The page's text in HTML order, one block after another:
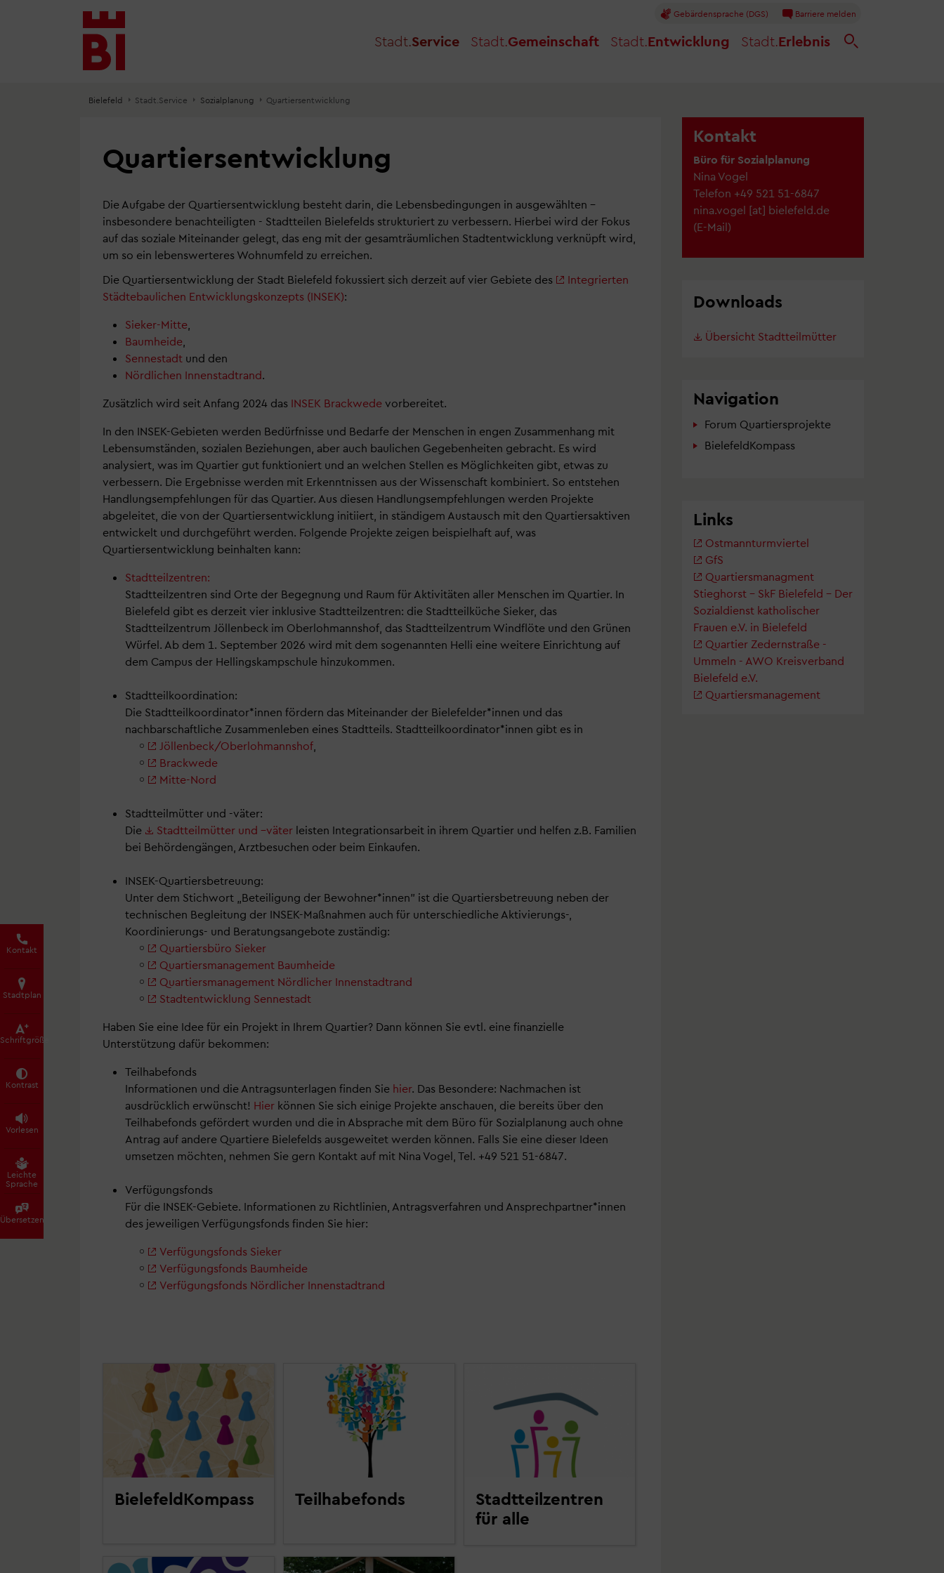
Inhalt
anspringen
Menü
anspringen
Suche
anspringen
Stadt.Service Stadt.Gemeinschaft Stadt.Entwicklung Stadt.Erlebnis
Kontakt
Stadtplan
Schrift­größe
Kontrast
Vorlesen
Leichte
Sprache
Übersetzen
Gebärdensprache (DGS) Barriere melden
Bielefeld Stadt.Service Sozialplanung Quartiersentwicklung
Quartiersentwicklung
Die Aufgabe der Quartiersentwicklung besteht darin, die Lebensbedingungen in ausgewählten –
insbesondere benachteiligten - Stadtteilen Bielefelds strukturiert zu verbessern. Hierbei wird der Fokus
auf das soziale Miteinander gelegt, das eng mit der gesamträumlichen Stadtentwicklung verknüpft wird,
um so ein lebenswerteres Wohnumfeld zu erreichen.
Die Quartiersentwicklung der Stadt Bielefeld fokussiert sich derzeit auf vier Gebiete des
Integrierten
Städtebaulichen Entwicklungskonzepts (INSEK):
Sieker-Mitte
Baumheide
Sennestadt und den
Nördlichen Innenstadtrand.
Zusätzlich wird seit Anfang 2024 das INSEK Brackwede vorbereitet.
In den INSEK-Gebieten werden Bedürfnisse und Bedarfe der Menschen in engen Zusammenhang mit
Lebensumständen, sozialen Beziehungen, aber auch baulichen Gegebenheiten gebracht. Es wird
analysiert, was im Quartier gut funktioniert und an welchen Stellen es Möglichkeiten gibt, etwas zu
verbessern. Die Ergebnisse werden mit Erkenntnissen aus der Wissenschaft kombiniert. So entstehen
Handlungsempfehlungen für das Quartier. Aus diesen Handlungsempfehlungen werden Projekte
abgeleitet, die von der Quartiersentwicklung initiiert, in ständigem Austausch mit den Quartiersaktiven
entwickelt und durchgeführt werden. Folgende Projekte zeigen beispielhaft auf, was
Quartiersentwicklung beinhalten kann:
Stadtteilzentren:
Stadtteilzentren sind Orte der Begegnung und Raum für Aktivitäten aller Menschen im Quartier. In
Bielefeld gibt es derzeit vier inklusive Stadtteilzentren: die Stadtteilküche Sieker, das
Stadtteilzentrum Jöllenbeck im Oberlohmannshof, das Stadtteilzentrum Windflöte und den Grünen
Würfel. Ab dem 1. September 2026 wird mit dem sogenannten Helli eine weitere Einrichtung auf
dem Campus der Hellingskampschule hinzukommen.
Stadtteilkoordination:
Die Stadtteilkoordinator*innen fördern das Miteinander der Bielefelder*innen und das
nachbarschaftliche Zusammenleben eines Stadtteils. Stadtteilkoordinator*innen gibt es in
Jöllenbeck/Oberlohmannshof,
Brackwede
Mitte-Nord
Stadtteilmütter und -väter:
Die
Stadtteilmütter und –väterleisten Integrationsarbeit in ihrem Quartier und helfen z.B. Familien
bei Behördengängen, Arztbesuchen oder beim Einkaufen.
INSEK-Quartiersbetreuung:
Unter dem Stichwort „Beteiligung der Bewohner*innen" ist die Quartiersbetreuung neben der
technischen Begleitung der INSEK-Maßnahmen auch für unterschiedliche Aktivierungs-,
Koordinierungs- und Beratungsangebote zuständig:
Quartiersbüro Sieker
Quartiersmanagement Baumheide
Quartiersmanagement Nördlicher Innenstadtrand
Stadtentwicklung Sennestadt
Haben Sie eine Idee für ein Projekt in Ihrem Quartier? Dann können Sie evtl. eine finanzielle
Unterstützung dafür bekommen:
Teilhabefonds
Informationen und die Antragsunterlagen finden Sie hier. Das Besondere: Nachmachen ist
ausdrücklich erwünscht! Hier können Sie sich einige Projekte anschauen, die bereits über den
Teilhabefonds gefördert wurden und die in Absprache mit dem Büro für Sozialplanung auch ohne
Antrag auf andere Quartiere Bielefelds ausgeweitet werden können. Falls Sie eine dieser Ideen
umsetzen möchten, nehmen Sie gern Kontakt auf mit Nina Vogel, Tel. +49 521 51-6847.
Verfügungsfonds
Für die INSEK-Gebiete. Informationen zu Richtlinien, Antragsverfahren und Ansprechpartner*innen
des jeweiligen Verfügungsfonds finden Sie hier:
Verfügungsfonds Sieker
Verfügungsfonds Baumheide
Verfügungsfonds Nördlicher Innenstadtrand
BielefeldKompass Teilhabefonds
Stadtteilzentren
für alle
Kontakt
Büro für Sozialplanung
Nina Vogel
Telefon +49 521 51-6847
nina.vogel [at] bielefeld.de
(E-Mail)
Downloads
Übersicht Stadtteilmütter
Navigation
Forum Quartiersprojekte
BielefeldKompass
Links
Ostmannturmviertel
GfS
Quartiersmanagment
Stieghorst – SkF Bielefeld – Der
Sozialdienst katholischer
Frauen e.V. in Bielefeld
Quartier Zedernstraße -
Ummeln - AWO Kreisverband
Bielefeld e.V.
Quartiersmanagement